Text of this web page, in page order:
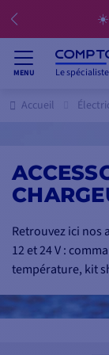
☀️
MENU Le
Accueil
Retrouvez ici nos
12 et 24 V :
température, kit